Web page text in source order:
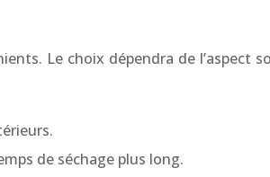
Le choix dépendra de l’aspect
de séchage plus long.